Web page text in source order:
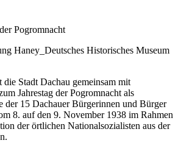
Haney_Deutsches Historisches Museum
die Stadt Dachau gemeinsam mit
Jahrestag der Pogromnacht als
der 15 Dachauer Bürgerinnen und Bürger
8. auf den 9. November 1938 im Rahmen
der örtlichen Nationalsozialisten aus der